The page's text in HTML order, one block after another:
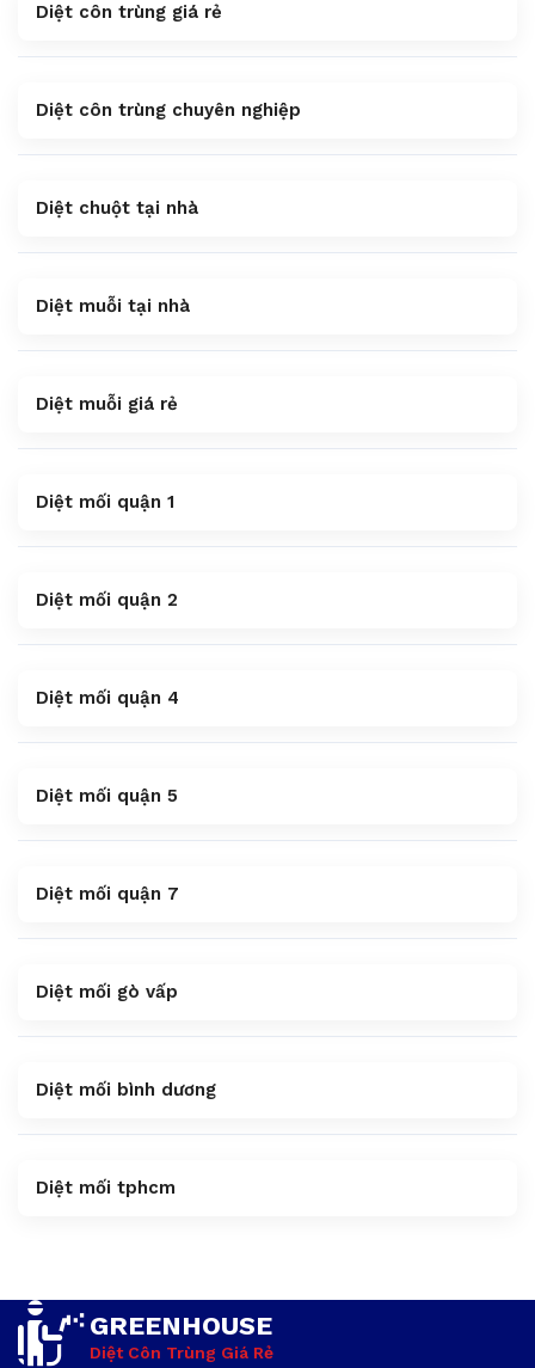
Diệt côn trùng giá rẻ
Diệt côn trùng chuyên nghiệp
Diệt chuột tại nhà
Diệt muỗi tại nhà
Diệt muỗi giá rẻ
Diệt mối quận 1
Diệt mối quận 2
Diệt mối quận 4
Diệt mối quận 5
Diệt mối quận 7
Diệt mối gò vấp
Diệt mối bình dương
Diệt mối tphcm
GREENHOUSE
Diệt Côn Trùng Giá Rẻ